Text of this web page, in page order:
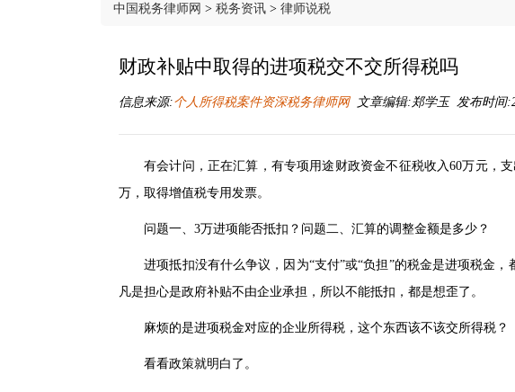
中国税务律师网 > 税务资讯 > 律师说税
财政补贴中取得的进项税交不交所得税吗
信息来源:个人所得税案件资深税务律师网文章编辑:郑学玉 发布时间
有会计问，正在汇算，有专项用途财政资金不征税收入60万元，
万，取得增值税专用发票。
问题一、3万进项能否抵扣？问题二、汇算的调整金额是多少？
进项抵扣没有什么争议，因为“支付”或“负担”的税金是进项税金，
凡是担心是政府补贴不由企业承担，所以不能抵扣，都是想歪了。
麻烦的是进项税金对应的企业所得税，这个东西该不该交所得税？
看看政策就明白了。